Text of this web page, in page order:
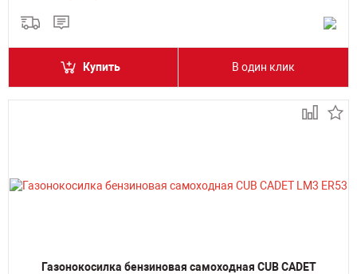
Купить В один клик
Газонокосилка бензиновая самоходная CUB CADET